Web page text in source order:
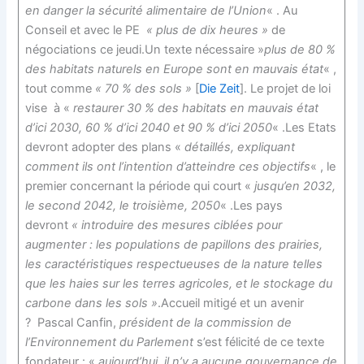
en danger la sécurité alimentaire de l’Union« . Au
Conseil et avec le PE « plus de dix heures » de
négociations ce jeudi.Un texte nécessaire »plus de 80 %
des habitats naturels en Europe sont en mauvais état« ,
tout comme « 70 % des sols » [Die Zeit]. Le projet de loi
vise à « restaurer 30 % des habitats en mauvais état
d’ici 2030, 60 % d’ici 2040 et 90 % d’ici 2050« .Les Etats
devront adopter des plans « détaillés, expliquant
comment ils ont l’intention d’atteindre ces objectifs« , le
premier concernant la période qui court « jusqu’en 2032,
le second 2042, le troisième, 2050« .Les pays
devront « introduire des mesures ciblées pour
augmenter : les populations de papillons des prairies,
les caractéristiques respectueuses de la nature telles
que les haies sur les terres agricoles, et le stockage du
carbone dans les sols ».Accueil mitigé et un avenir
? Pascal Canfin, président de la commission de
l’Environnement du Parlements’est félicité de ce texte